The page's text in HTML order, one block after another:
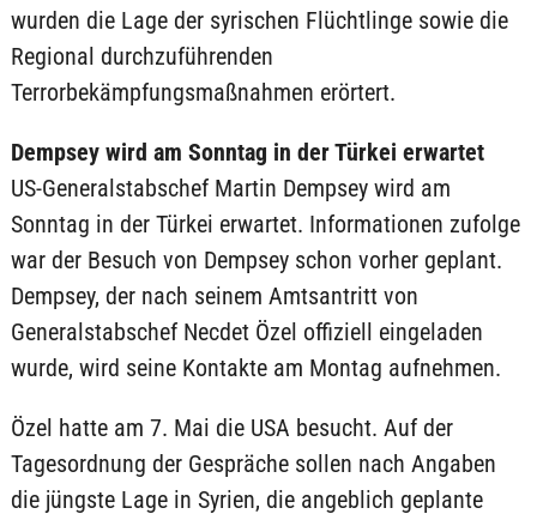
wurden die Lage der syrischen Flüchtlinge sowie die
Regional durchzuführenden
Terrorbekämpfungsmaßnahmen erörtert.
Dempsey wird am Sonntag in der Türkei erwartet
US-Generalstabschef Martin Dempsey wird am
Sonntag in der Türkei erwartet. Informationen zufolge
war der Besuch von Dempsey schon vorher geplant.
Dempsey, der nach seinem Amtsantritt von
Generalstabschef Necdet Özel offiziell eingeladen
wurde, wird seine Kontakte am Montag aufnehmen.
Özel hatte am 7. Mai die USA besucht. Auf der
Tagesordnung der Gespräche sollen nach Angaben
die jüngste Lage in Syrien, die angeblich geplante